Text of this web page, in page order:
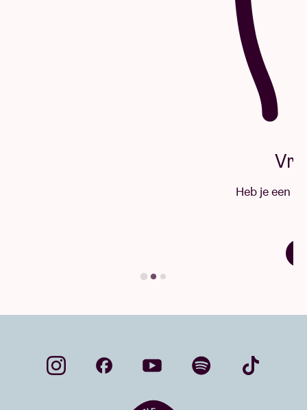
Heb je een vraag? Grote kans dat je hier het